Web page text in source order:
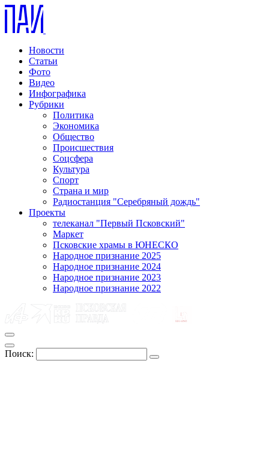
Новости
Статьи
Фото
Видео
Инфографика
Рубрики
Политика
Экономика
Общество
Происшествия
Соцсфера
Культура
Спорт
Страна и мир
Радиостанция "Серебряный дождь"
Проекты
телеканал "Первый Псковский"
Маркет
Псковские храмы в ЮНЕСКО
Народное признание 2025
Народное признание 2024
Народное признание 2023
Народное признание 2022
Поиск: